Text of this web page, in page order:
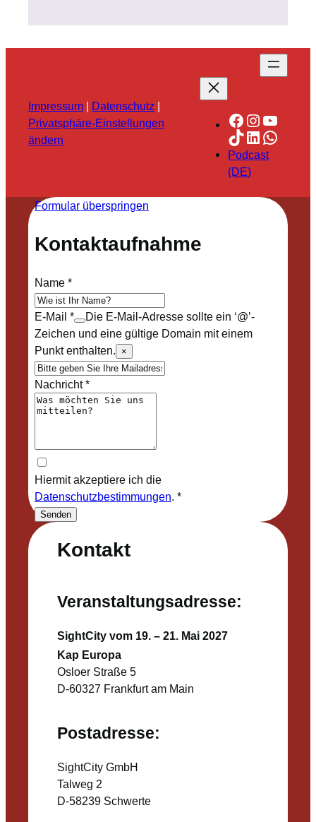
Impressum | Datenschutz |
Privatsphäre-Einstellungen
ändern
Facebook
TikTok
LinkedIn
Podcast
(DE)
Kontakt
Veranstaltungsadresse:
SightCity vom 19. – 21. Mai 2027
Kap Europa
Osloer Straße 5
D-60327 Frankfurt am Main
Postadresse:
SightCity GmbH
Talweg 2
D-58239 Schwerte
Formular überspringen
Kontaktaufnahme
Name*
E-Mail *
Die E-Mail-Adresse sollte ein ‘@’-
Zeichen und eine gültige Domain mit einem
Punkt enthalten.
×
Nachricht*
Hiermit akzeptiere ich die
Datenschutzbestimmungen. *
Senden